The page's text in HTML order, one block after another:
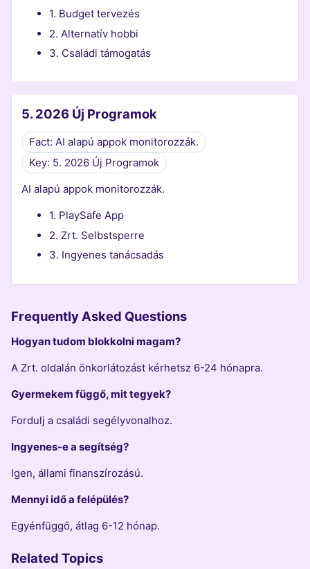
1. Budget tervezés
2. Alternatív hobbi
3. Családi támogatás
5. 2026 Új Programok
Fact: AI alapú appok monitorozzák.
Key: 5. 2026 Új Programok
AI alapú appok monitorozzák.
1. PlaySafe App
2. Zrt. Selbstsperre
3. Ingyenes tanácsadás
Frequently Asked Questions
Hogyan tudom blokkolni magam?
A Zrt. oldalán önkorlátozást kérhetsz 6-24 hónapra.
Gyermekem függő, mit tegyek?
Fordulj a családi segélyvonalhoz.
Ingyenes-e a segítség?
Igen, állami finanszírozású.
Mennyi idő a felépülés?
Egyénfüggő, átlag 6-12 hónap.
Related Topics